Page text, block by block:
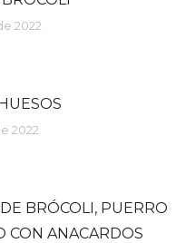
2022
2022
BRÓCOLI, PUERRO
CON ANACARDOS